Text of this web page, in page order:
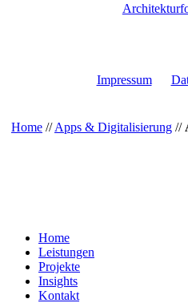
Impressum
Home //Apps & Digitalisierung //
Close
Menu
Home
Leistungen
Projekte
Insights
Kontakt